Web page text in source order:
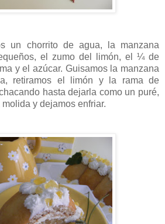
un chorrito de agua, la manzana
el zumo del limón, el ¼ de
y el azúcar. Guisamos la manzana
retiramos el limón y la rama de
hasta dejarla como un puré,
y dejamos enfriar.